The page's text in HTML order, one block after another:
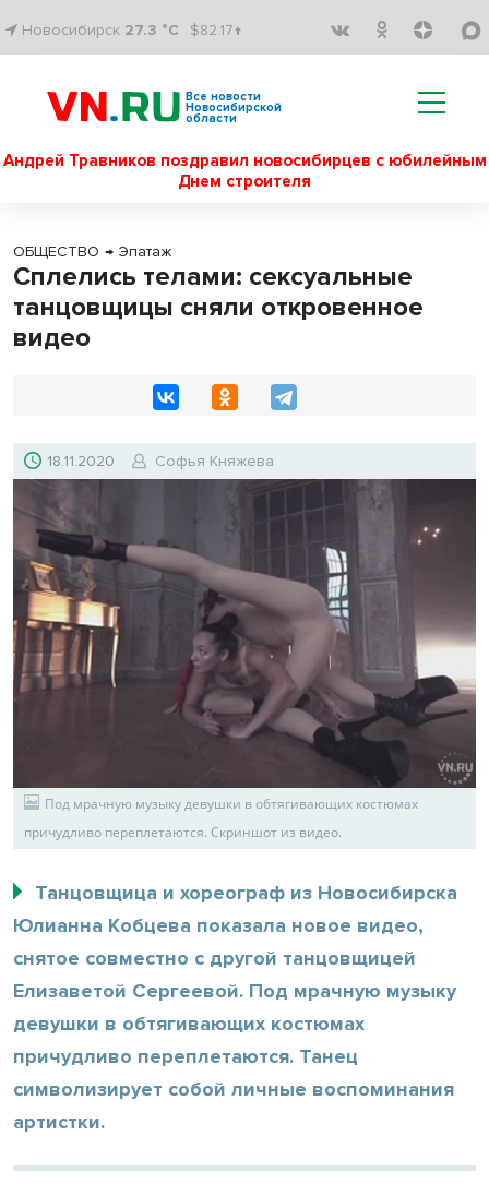
Новосибирск 27.3 °C $82.17↑
Все новости
Новосибирской
области
Андрей Травников поздравил новосибирцев с юбилейным
Днем строителя
ОБЩЕСТВО → Эпатаж
Сплелись телами: сексуальные
танцовщицы сняли откровенное
видео
18.11.2020 Софья Княжева
Под мрачную музыку девушки в обтягивающих костюмах
причудливо переплетаются. Скриншот из видео.
Танцовщица и хореограф из Новосибирска
Юлианна Кобцева показала новое видео,
снятое совместно с другой танцовщицей
Елизаветой Сергеевой. Под мрачную музыку
девушки в обтягивающих костюмах
причудливо переплетаются. Танец
символизирует собой личные воспоминания
артистки.